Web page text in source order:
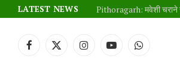
LATEST NEWS
Facebook
X
InstagramYouTubeWhatsApp